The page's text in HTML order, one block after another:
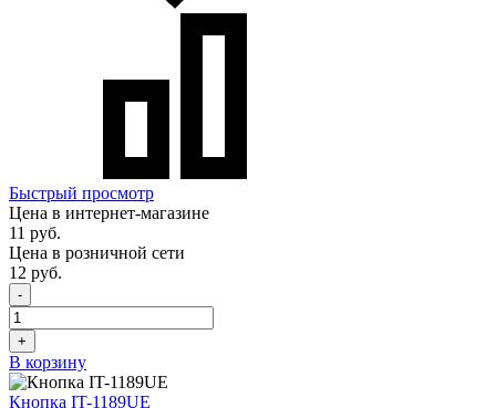
Быстрый просмотр
Цена в интернет-магазине
11 руб.
Цена в розничной сети
12 руб.
-
+
В корзину
Кнопка IT-1189UE